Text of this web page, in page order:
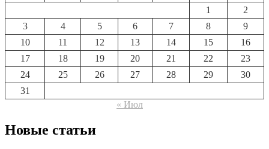
1
2
3
4 5 6 7 8
9
10
11 12 13 14 15
16
17
18 19 20 21 22
23
24
25 26 27 28 29
30
31
« Июл
Новые статьи